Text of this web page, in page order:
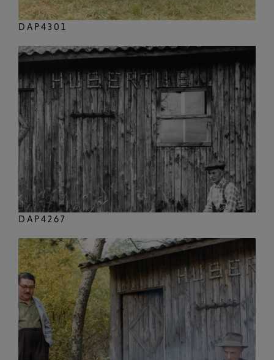
DAP4301
DAP4267